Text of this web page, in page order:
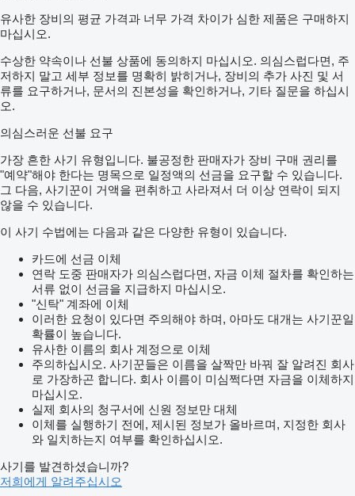
유사한 장비의 평균 가격과 너무 가격 차이가 심한 제품은 구매하지
마십시오.
수상한 약속이나 선불 상품에 동의하지 마십시오. 의심스럽다면, 주
저하지 말고 세부 정보를 명확히 밝히거나, 장비의 추가 사진 및 서
류를 요구하거나, 문서의 진본성을 확인하거나, 기타 질문을 하십시
오.
의심스러운 선불 요구
가장 흔한 사기 유형입니다. 불공정한 판매자가 장비 구매 권리를
"예약"해야 한다는 명목으로 일정액의 선금을 요구할 수 있습니다.
그 다음, 사기꾼이 거액을 편취하고 사라져서 더 이상 연락이 되지
않을 수 있습니다.
이 사기 수법에는 다음과 같은 다양한 유형이 있습니다.
카드에 선금 이체
연락 도중 판매자가 의심스럽다면, 자금 이체 절차를 확인하는
서류 없이 선금을 지급하지 마십시오.
"신탁" 계좌에 이체
이러한 요청이 있다면 주의해야 하며, 아마도 대개는 사기꾼일
확률이 높습니다.
유사한 이름의 회사 계정으로 이체
주의하십시오. 사기꾼들은 이름을 살짝만 바꿔 잘 알려진 회사
로 가장하곤 합니다. 회사 이름이 미심쩍다면 자금을 이체하지
마십시오.
실제 회사의 청구서에 신원 정보만 대체
이체를 실행하기 전에, 제시된 정보가 올바르며, 지정한 회사
와 일치하는지 여부를 확인하십시오.
사기를 발견하셨습니까?
저희에게 알려주십시오